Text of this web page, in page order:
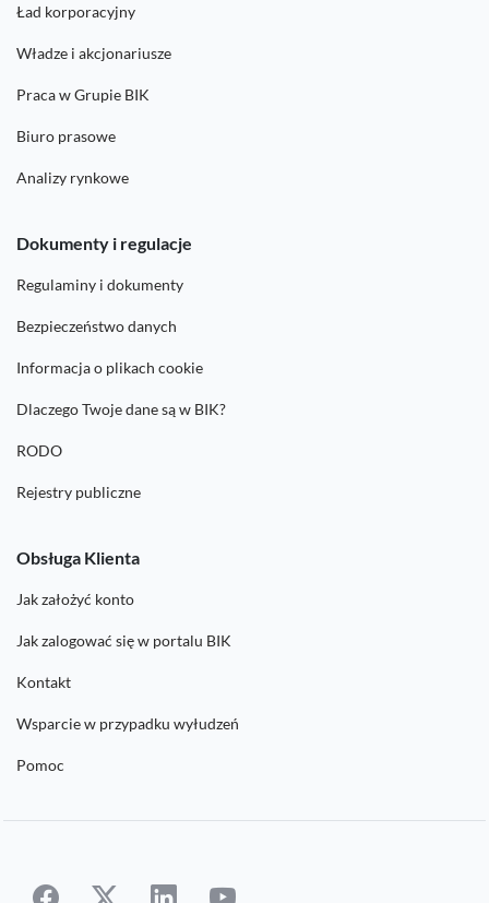
Ład korporacyjny
Władze i akcjonariusze
Praca w Grupie BIK
Biuro prasowe
Analizy rynkowe
Dokumenty i regulacje
Regulaminy i dokumenty
Bezpieczeństwo danych
Informacja o plikach cookie
Dlaczego Twoje dane są w BIK?
RODO
Rejestry publiczne
Obsługa Klienta
Jak założyć konto
Jak zalogować się w portalu BIK
Kontakt
Wsparcie w przypadku wyłudzeń
Pomoc